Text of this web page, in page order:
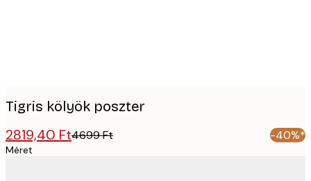
Tigris kölyök poszter
2819,40 Ft4699 Ft -40%*
Méret